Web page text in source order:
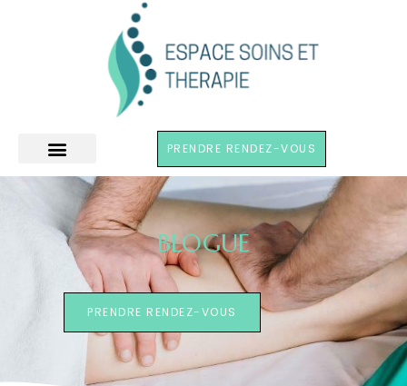
PRENDRE RENDEZ-VOUS
BLOGUE
PRENDRE RENDEZ-VOUS